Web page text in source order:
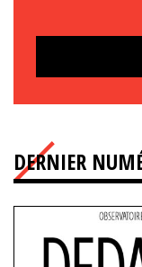
DERNIER